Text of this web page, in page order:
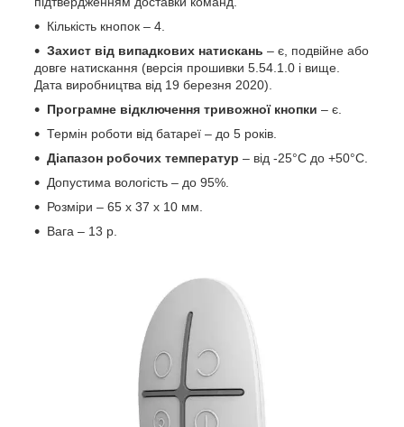
Кількість кнопок – 4.
Захист від випадкових натискань – є, подвійне або
довге натискання (версія прошивки 5.54.1.0 і вище.
Дата виробництва від 19 березня 2020).
Програмне відключення тривожної кнопки – є.
Термін роботи від батареї – до 5 років.
Діапазон робочих температур – від -25°С до +50°С.
Допустима вологість – до 95%.
Розміри – 65 х 37 х 10 мм.
Вага – 13 р.